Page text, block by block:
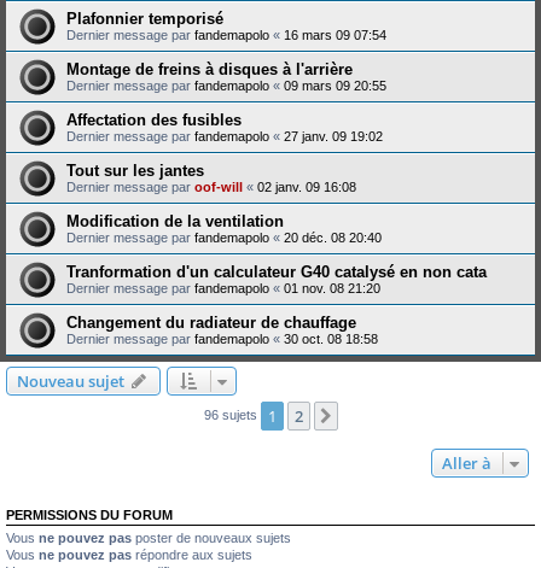
Plafonnier temporisé
Dernier message par fandemapolo « 16 mars 09 07:54
Montage de freins à disques à l'arrière
Dernier message par fandemapolo « 09 mars 09 20:55
Affectation des fusibles
Dernier message par fandemapolo « 27 janv. 09 19:02
Tout sur les jantes
Dernier message par oof-will « 02 janv. 09 16:08
Modification de la ventilation
Dernier message par fandemapolo « 20 déc. 08 20:40
Tranformation d'un calculateur G40 catalysé en non cata
Dernier message par fandemapolo « 01 nov. 08 21:20
Changement du radiateur de chauffage
Dernier message par fandemapolo « 30 oct. 08 18:58
Nouveau sujet
96 sujets 1 2
Aller à
PERMISSIONS DU FORUM
Vous ne pouvez pas poster de nouveaux sujets
Vous ne pouvez pas répondre aux sujets